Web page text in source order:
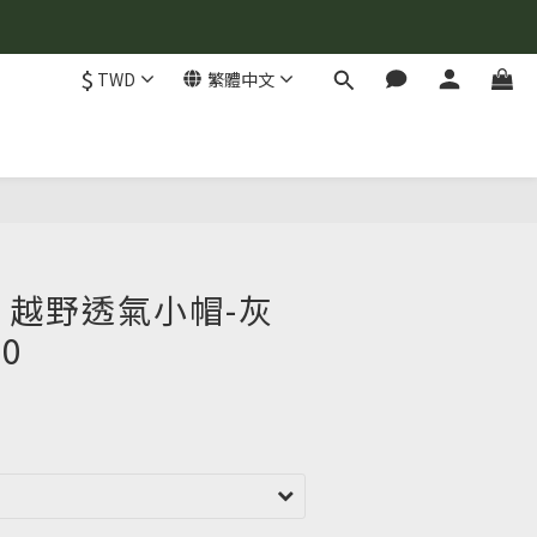
$ TWD 繁體中文
野透氣小帽-灰